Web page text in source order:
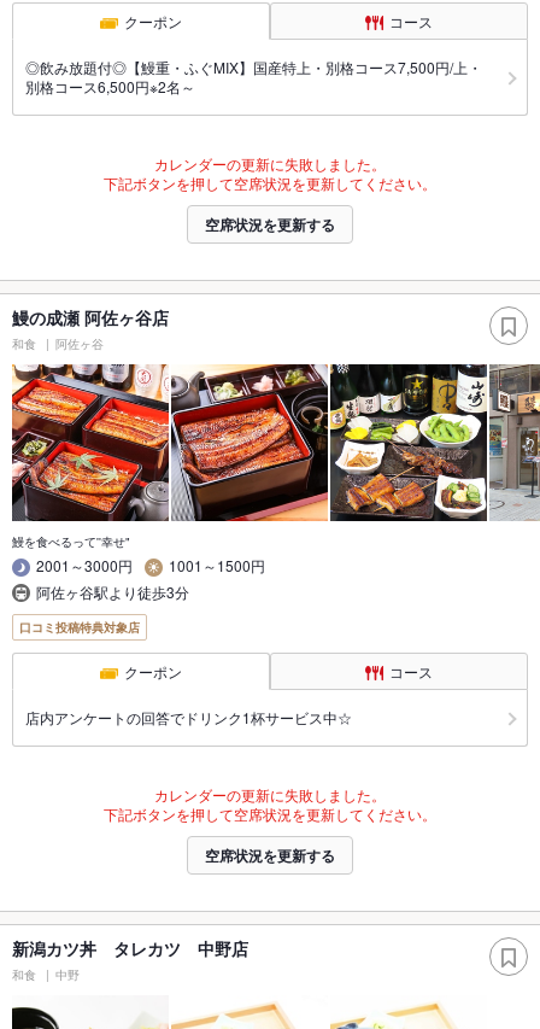
クーポン コース
◎飲み放題付◎【鰻重・ふぐMIX】国産特上・別格コース7,500円/上・
別格コース6,500円※2名～
カレンダーの更新に失敗しました。
下記ボタンを押して空席状況を更新してください。
空席状況を更新する
鰻の成瀬 阿佐ヶ谷店
和食 阿佐ヶ谷
鰻を食べるって''幸せ"
2001～3000円
1001～1500円
阿佐ヶ谷駅より徒歩3分
口コミ投稿特典対象店
クーポン コース
店内アンケートの回答でドリンク1杯サービス中☆
カレンダーの更新に失敗しました。
下記ボタンを押して空席状況を更新してください。
空席状況を更新する
新潟カツ丼 タレカツ 中野店
和食 中野